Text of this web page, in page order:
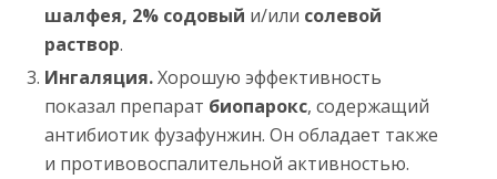
шалфея, 2% содовый и/или солевой
раствор.
Ингаляция.Хорошую эффективность
показал препарат биопарокс, содержащий
антибиотик фузафунжин. Он обладает также
и противовоспалительной активностью.